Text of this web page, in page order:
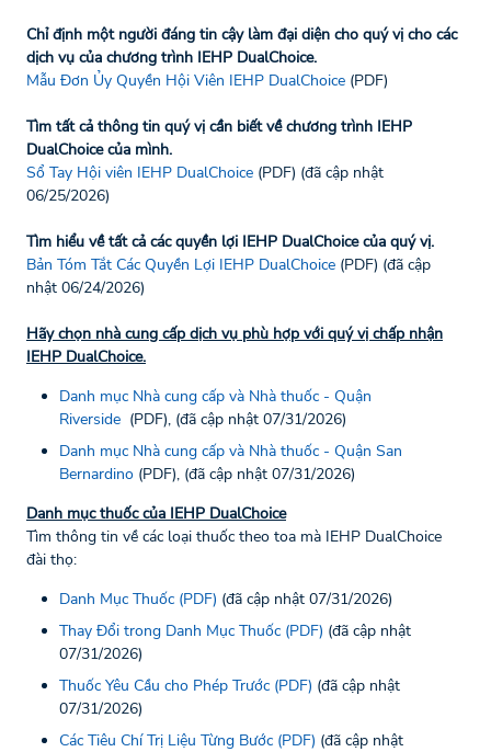
Chỉ định một người đáng tin cậy làm đại diện cho quý vị cho các
dịch vụ của chương trình IEHP DualChoice.
Mẫu Đơn Ủy Quyền Hội Viên IEHP DualChoice (PDF)
Tìm tất cả thông tin quý vị cần biết về chương trình IEHP
DualChoice của mình.
Sổ Tay Hội viên IEHP DualChoice (PDF) (đã cập nhật
06/25/2026)
Tìm hiểu về tất cả các quyền lợi IEHP DualChoice của quý vị.
Bản Tóm Tắt Các Quyền Lợi IEHP DualChoice (PDF) (đã cập
nhật 06/24/2026)
Hãy chọn nhà cung cấp dịch vụ phù hợp với quý vị chấp nhận
IEHP DualChoice.
Danh mục Nhà cung cấp và Nhà thuốc - Quận
Riverside (PDF), (đã cập nhật 07/31/2026)
Danh mục Nhà cung cấp và Nhà thuốc - Quận San
Bernardino (PDF), (đã cập nhật 07/31/2026)
Danh mục thuốc của IEHP DualChoice
Tìm thông tin về các loại thuốc theo toa mà IEHP DualChoice
đài thọ:
Danh Mục Thuốc (PDF) (đã cập nhật 07/31/2026)
Thay Đổi trong Danh Mục Thuốc (PDF) (đã cập nhật
07/31/2026)
Thuốc Yêu Cầu cho Phép Trước (PDF) (đã cập nhật
07/31/2026)
Các Tiêu Chí Trị Liệu Từng Bước (PDF) (đã cập nhật